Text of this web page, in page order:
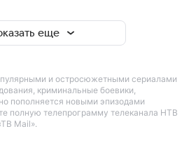
еще
и остросюжетными сериалами
криминальные боевики,
пополняется новыми эпизодами
полную телепрограмму телеканала НТВ
Mail».